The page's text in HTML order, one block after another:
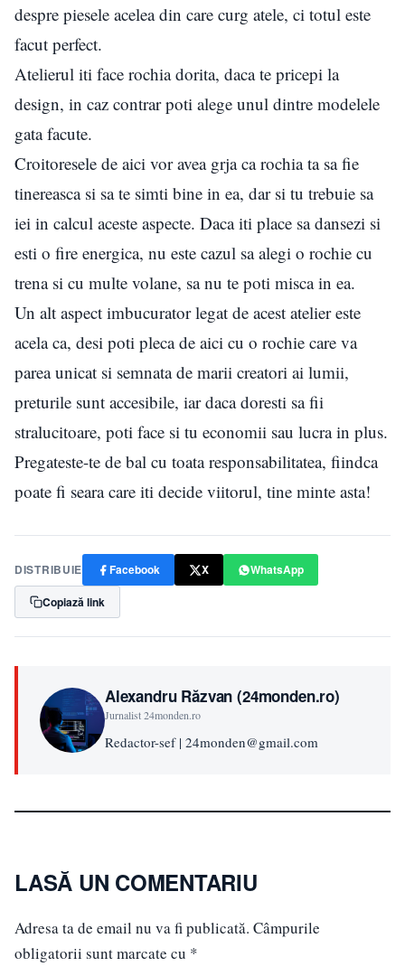
despre piesele acelea din care curg atele, ci totul este
facut perfect.
Atelierul iti face rochia dorita, daca te pricepi la
design, in caz contrar poti alege unul dintre modelele
gata facute.
Croitoresele de aici vor avea grja ca rochia ta sa fie
tinereasca si sa te simti bine in ea, dar si tu trebuie sa
iei in calcul aceste aspecte. Daca iti place sa dansezi si
esti o fire energica, nu este cazul sa alegi o rochie cu
trena si cu multe volane, sa nu te poti misca in ea.
Un alt aspect imbucurator legat de acest atelier este
acela ca, desi poti pleca de aici cu o rochie care va
parea unicat si semnata de marii creatori ai lumii,
preturile sunt accesibile, iar daca doresti sa fii
stralucitoare, poti face si tu economii sau lucra in plus.
Pregateste-te de bal cu toata responsabilitatea, fiindca
poate fi seara care iti decide viitorul, tine minte asta!
DISTRIBUIE Facebook X
WhatsApp
Copiază link
Alexandru Răzvan (24monden.ro)
Jurnalist 24monden.ro
Redactor-sef | 24monden@gmail.com
LASĂ UN COMENTARIU
Adresa ta de email nu va fi publicată. Câmpurile
obligatorii sunt marcate cu *